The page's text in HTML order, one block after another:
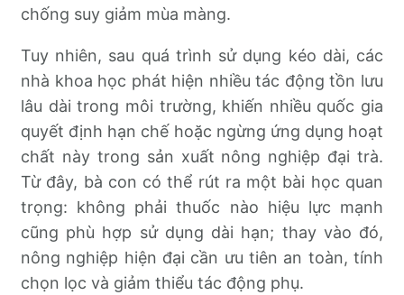
chống suy giảm mùa màng.
Tuy nhiên, sau quá trình sử dụng kéo dài, các
nhà khoa học phát hiện nhiều tác động tồn lưu
lâu dài trong môi trường, khiến nhiều quốc gia
quyết định hạn chế hoặc ngừng ứng dụng hoạt
chất này trong sản xuất nông nghiệp đại trà.
Từ đây, bà con có thể rút ra một bài học quan
trọng: không phải thuốc nào hiệu lực mạnh
cũng phù hợp sử dụng dài hạn; thay vào đó,
nông nghiệp hiện đại cần ưu tiên an toàn, tính
chọn lọc và giảm thiểu tác động phụ.